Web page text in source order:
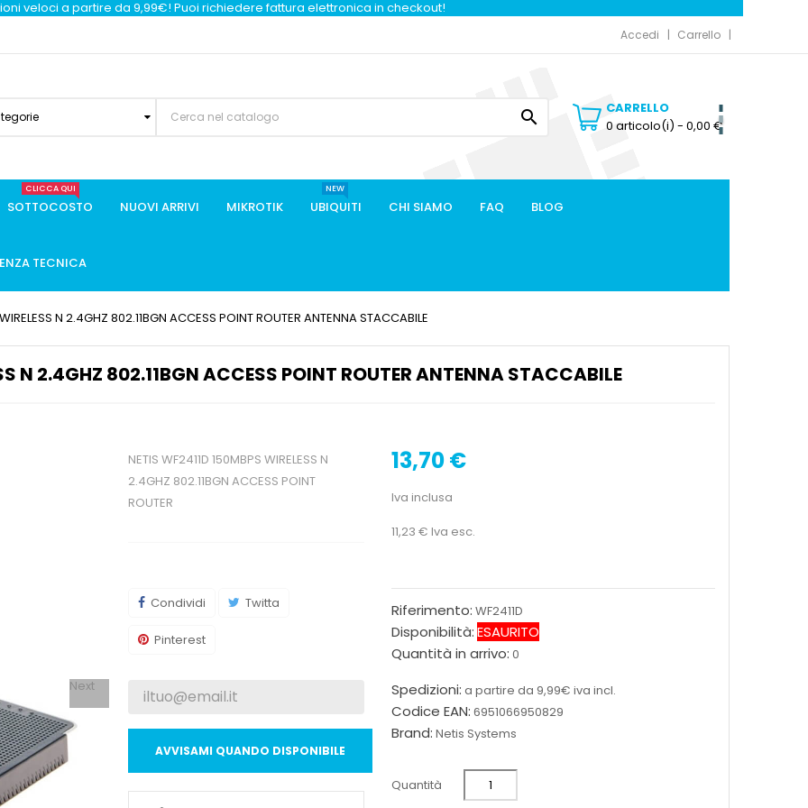
veloci a partire da 9,99€! Puoi richiedere fattura elettronica in checkout!
Accedi Carrello

CARRELLO
0 articolo(i) - 0,00 €
SOTTOCOSTO
CLICCA QUI
NUOVI ARRIVI MIKROTIK UBIQUITI
NEW
CHI SIAMO FAQ BLOG
TECNICA
N 2.4GHZ 802.11BGN ACCESS POINT ROUTER ANTENNA STACCABILE
N 2.4GHZ 802.11BGN ACCESS POINT ROUTER ANTENNA STACCABILE
Next
13,70 €
Iva inclusa
11,23 € Iva esc.
Riferimento: WF2411D
Disponibilità:ESAURITO
Quantità in arrivo: 0
Spedizioni: a partire da 9,99€ iva incl.
Codice EAN: 6951066950829
Brand: Netis Systems
Quantità
NETIS WF2411D 150MBPS WIRELESS N
2.4GHZ 802.11BGN ACCESS POINT
ROUTER
Condividi Twitta
Pinterest
AVVISAMI QUANDO DISPONIBILE